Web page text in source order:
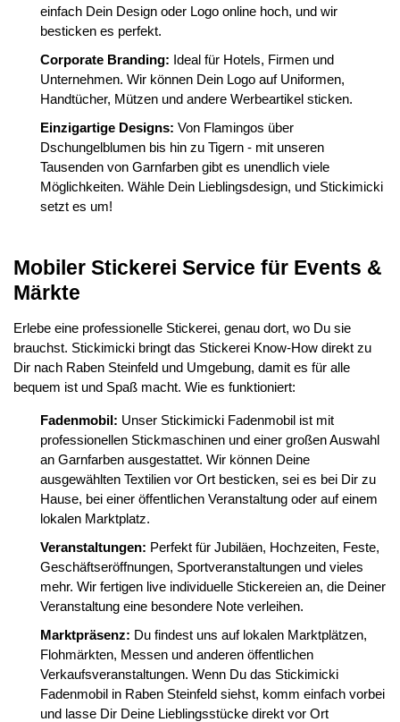
einfach Dein Design oder Logo online hoch, und wir
besticken es perfekt.
Corporate Branding: Ideal für Hotels, Firmen und
Unternehmen. Wir können Dein Logo auf Uniformen,
Handtücher, Mützen und andere Werbeartikel sticken.
Einzigartige Designs: Von Flamingos über
Dschungelblumen bis hin zu Tigern - mit unseren
Tausenden von Garnfarben gibt es unendlich viele
Möglichkeiten. Wähle Dein Lieblingsdesign, und Stickimicki
setzt es um!
Mobiler Stickerei Service für Events &
Märkte
Erlebe eine professionelle Stickerei, genau dort, wo Du sie
brauchst. Stickimicki bringt das Stickerei Know-How direkt zu
Dir nach Raben Steinfeld und Umgebung, damit es für alle
bequem ist und Spaß macht. Wie es funktioniert:
Fadenmobil: Unser Stickimicki Fadenmobil ist mit
professionellen Stickmaschinen und einer großen Auswahl
an Garnfarben ausgestattet. Wir können Deine
ausgewählten Textilien vor Ort besticken, sei es bei Dir zu
Hause, bei einer öffentlichen Veranstaltung oder auf einem
lokalen Marktplatz.
Veranstaltungen: Perfekt für Jubiläen, Hochzeiten, Feste,
Geschäftseröffnungen, Sportveranstaltungen und vieles
mehr. Wir fertigen live individuelle Stickereien an, die Deiner
Veranstaltung eine besondere Note verleihen.
Marktpräsenz: Du findest uns auf lokalen Marktplätzen,
Flohmärkten, Messen und anderen öffentlichen
Verkaufsveranstaltungen. Wenn Du das Stickimicki
Fadenmobil in Raben Steinfeld siehst, komm einfach vorbei
und lasse Dir Deine Lieblingsstücke direkt vor Ort